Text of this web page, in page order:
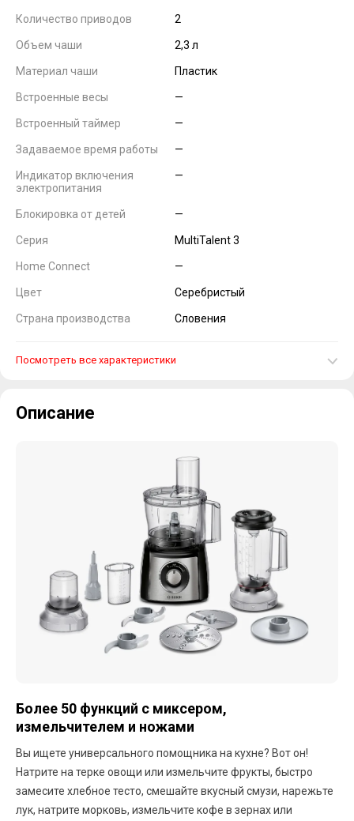
Количество приводов 2
Объем чаши 2,3 л
Материал чаши Пластик
Встроенные весы —
Встроенный таймер —
Задаваемое время работы —
Индикатор включения
электропитания
—
Блокировка от детей —
Серия MultiTalent 3
Home Connect —
Цвет Серебристый
Страна производства Словения
Посмотреть все характеристики
Описание
Более 50 функций с миксером,
измельчителем и ножами
Вы ищете универсального помощника на кухне? Вот он!
Натрите на терке овощи или измельчите фрукты, быстро
замесите хлебное тесто, смешайте вкусный смузи, нарежьте
лук, натрите морковь, измельчите кофе в зернах или